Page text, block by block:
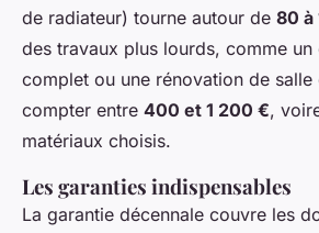
de radiateur) tourne autour de 80 à
des travaux plus lourds, comme un
complet ou une rénovation de
compter entre 400 et 1 200 €,
matériaux choisis.
Les garanties indispensables
La garantie décennale couvre les